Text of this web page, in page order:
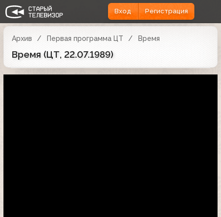
Вход Регистрация
Архив Первая программа ЦТ Время
Время (ЦТ, 22.07.1989)